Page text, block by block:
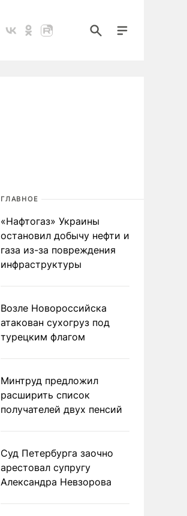
ГЛАВНОЕ
«Нафтогаз» Украины
остановил добычу нефти и
газа из-за повреждения
инфраструктуры
Возле Новороссийска
атакован сухогруз под
турецким флагом
Минтруд предложил
расширить список
получателей двух пенсий
Суд Петербурга заочно
арестовал супругу
Александра Невзорова